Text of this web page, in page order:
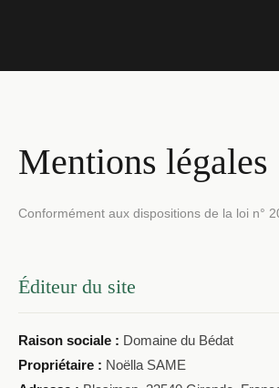
Mentions légales
Conformément aux dispositions de la loi n°
Éditeur du site
Raison sociale : Domaine du Bédat
Propriétaire : Noëlla SAME